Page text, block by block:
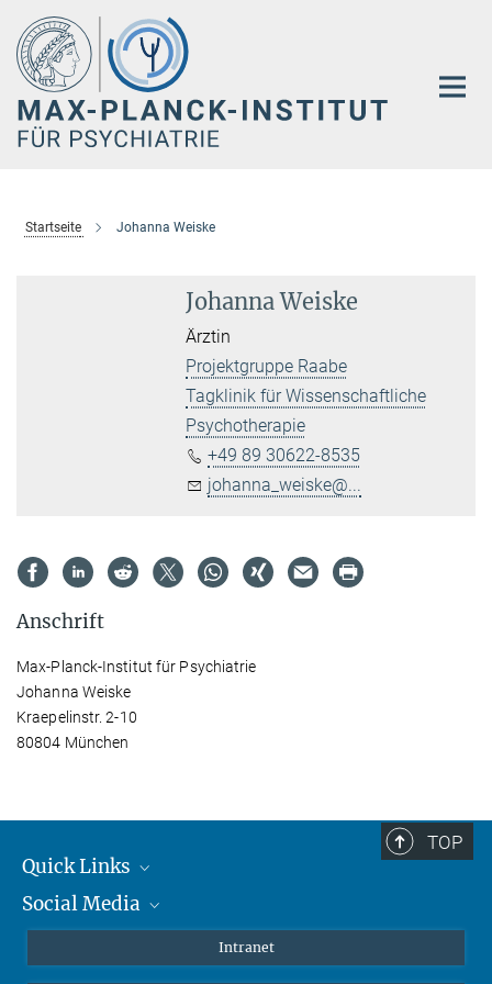
Hauptinhalt
Startseite Johanna Weiske
Johanna Weiske
Ärztin
Projektgruppe Raabe
Tagklinik für Wissenschaftliche
Psychotherapie
+49 89 30622-8535
johanna_weiske@...
Anschrift
Max-Planck-Institut für Psychiatrie
Johanna Weiske
Kraepelinstr. 2-10
80804 München
TOP
Quick Links
Student*innen/Wissenschaftler*innen
Social Media
Intranet